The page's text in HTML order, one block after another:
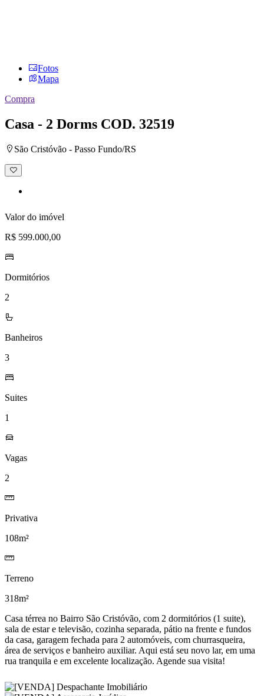
Fotos
Mapa
Compra
Casa - 2 Dorms COD. 32519
São Cristóvão - Passo Fundo/RS
Adicionar
à
Valor do imóvel
R$ 599.000,00
Dormitórios
2
Banheiros
3
Suites
1
Vagas
2
Privativa
108m²
Terreno
318m²
Casa térrea no Bairro São Cristóvão, com 2 dormitórios (1 suite),
sala de estar e televisão, cozinha separada, pátio na frente e fundos
da casa, garagem fechada para 2 automóveis, com churrasqueira,
área de serviços e banheiro auxiliar. Aqui está seu novo lar, em uma
rua tranquila e em excelente localização. Agende sua visita!